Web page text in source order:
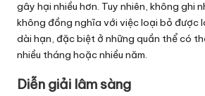
gây hại nhiều hơn. Tuy nhiên, không ghi
không đồng nghĩa với việc loại bỏ được
dài hạn, đặc biệt ở những quần thể có
nhiều tháng hoặc nhiều năm.
Diễn giải lâm sàng